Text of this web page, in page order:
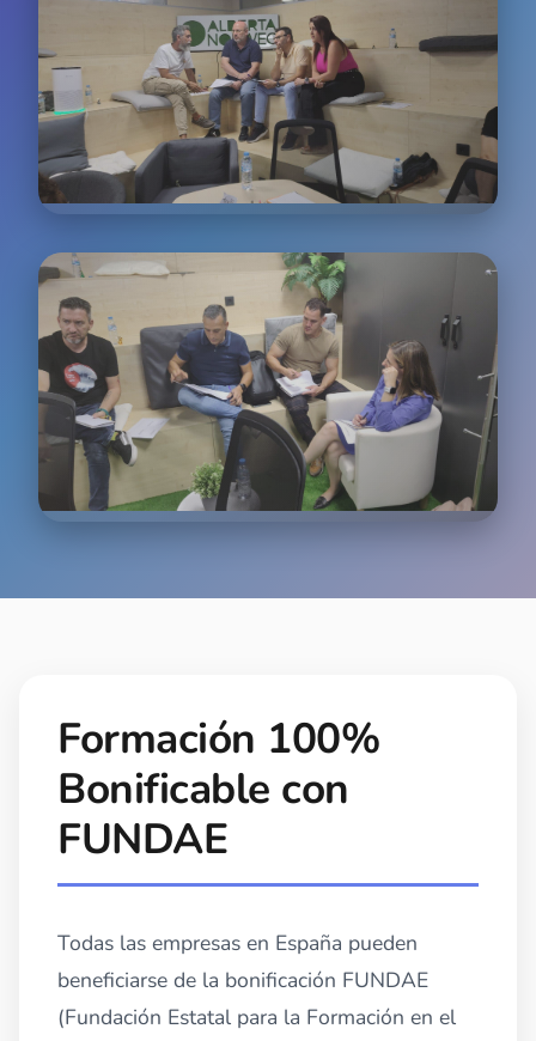
de contacto del customer journey
Comunicación Efectiva
Desarrollo de habilidades avanzadas de
comunicación y escucha activa
Formación 100%
Bonificable con
FUNDAE
Todas las empresas en España pueden
beneficiarse de la bonificación FUNDAE
(Fundación Estatal para la Formación en el